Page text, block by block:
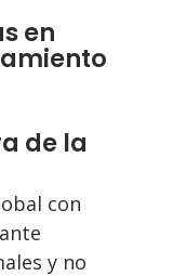
en
de la
con
y no